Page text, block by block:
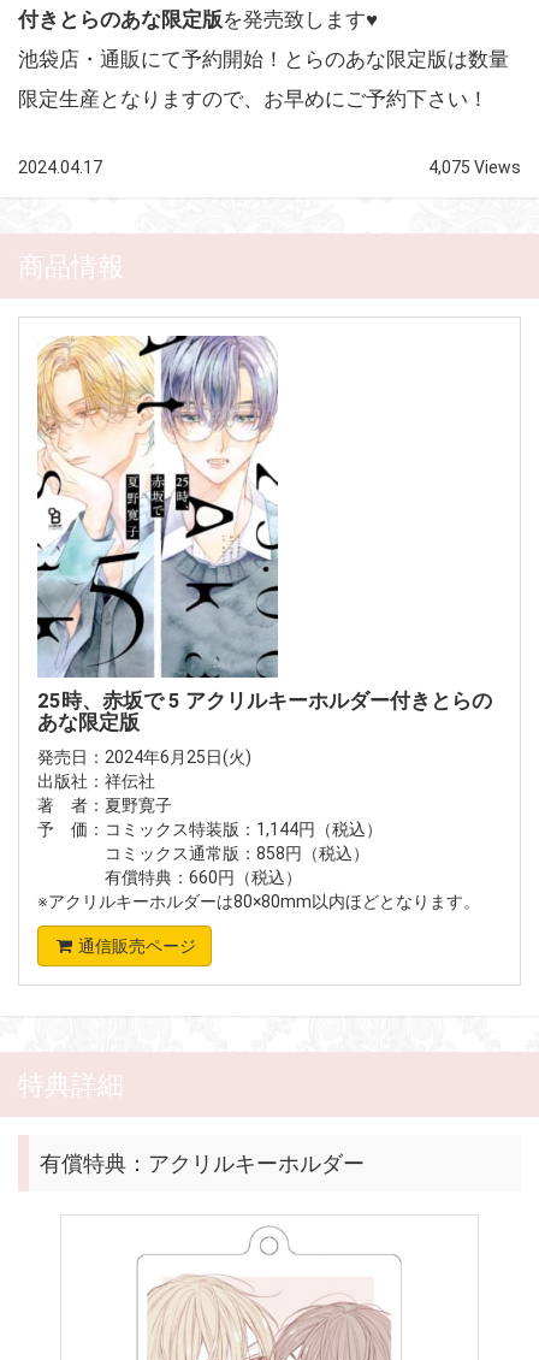
付きとらのあな限定版を発売致します♥
池袋店・通販にて予約開始！とらのあな限定版は数量
限定生産となりますので、お早めにご予約下さい！
2024.04.17 4,075 Views
商品情報
25時、赤坂で 5 アクリルキーホルダー付きとらの
あな限定版
発売日：2024年6月25日(火)
出版社：祥伝社
著 者：夏野寛子
予 価：コミックス特装版：1,144円（税込）
コミックス通常版：858円（税込）
有償特典：660円（税込）
※アクリルキーホルダーは80×80mm以内ほどとなります。
通信販売ページ
特典詳細
有償特典：アクリルキーホルダー